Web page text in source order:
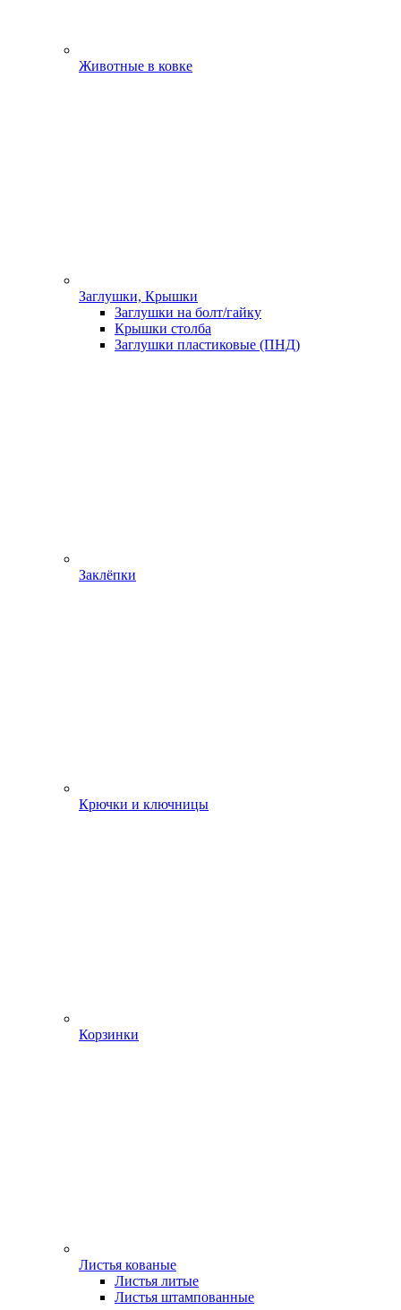
Животные в ковке
Заглушки, Крышки
Заглушки на болт/гайку
Крышки столба
Заглушки пластиковые (ПНД)
Заклёпки
Крючки и ключницы
Корзинки
Листья кованые
Листья литые
Листья штампованные